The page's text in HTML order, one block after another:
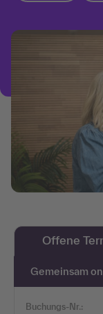
Offene
Gemeinsam
Buchungs-Nr.: